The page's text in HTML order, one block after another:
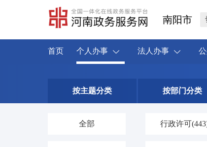
南阳市
首页 个人办事 法人办事
按主题分类 按部门分类
全部 行政许可